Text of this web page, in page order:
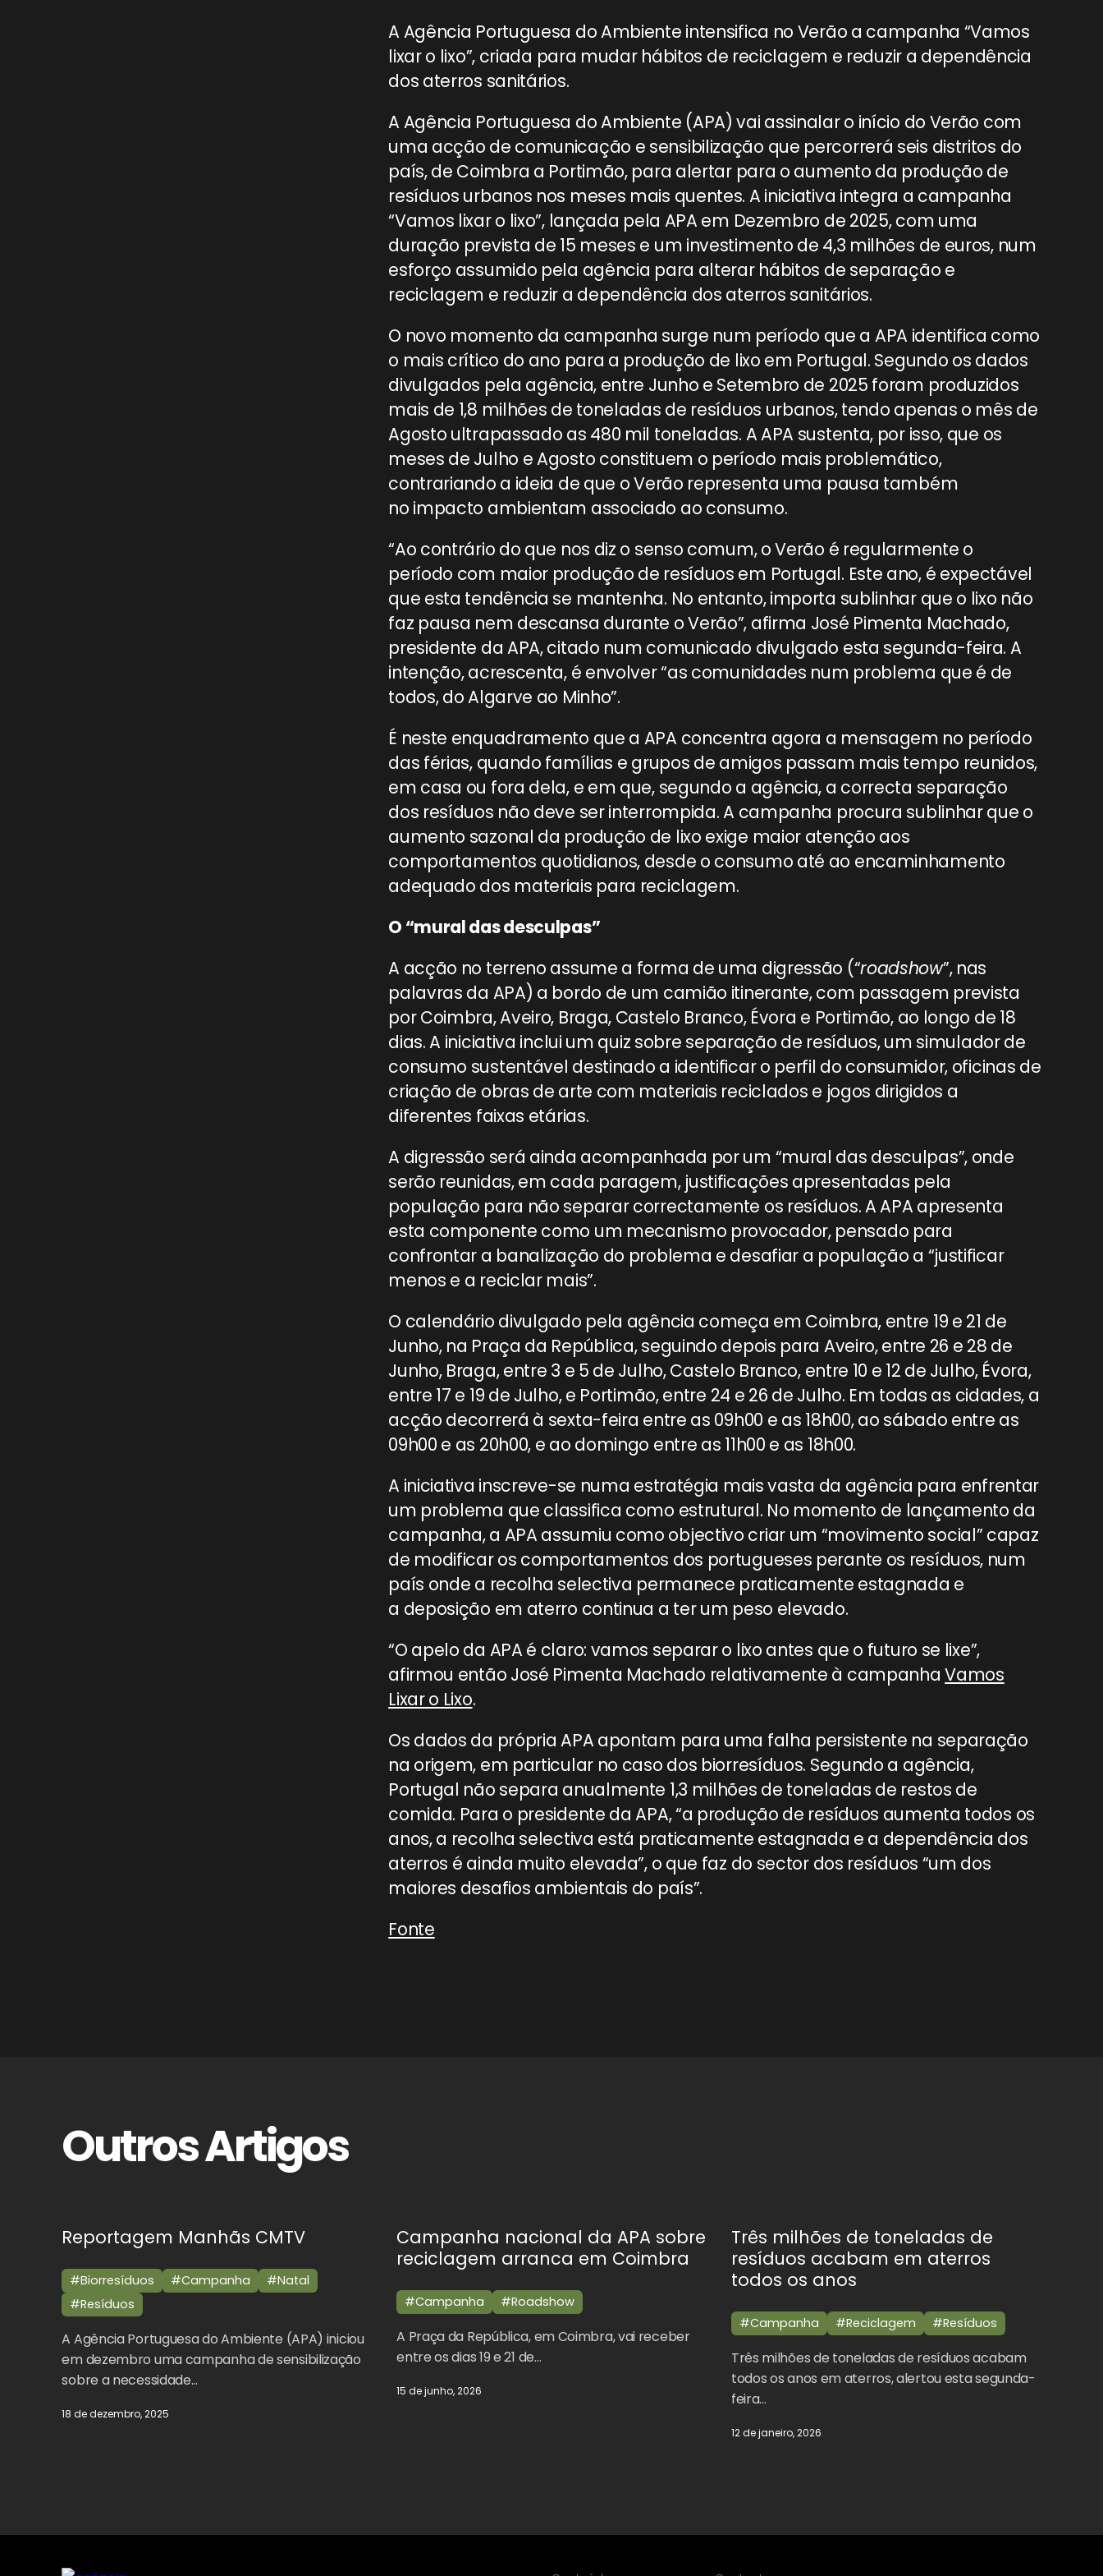
A Agência Portuguesa do Ambiente intensifica no Verão a campanha “Vamos
lixar o lixo”, criada para mudar hábitos de reciclagem e reduzir a dependência
dos aterros sanitários.
A Agência Portuguesa do Ambiente (APA) vai assinalar o início do Verão com
uma acção de comunicação e sensibilização que percorrerá seis distritos do
país, de Coimbra a Portimão, para alertar para o aumento da produção de
resíduos urbanos nos meses mais quentes. A iniciativa integra a campanha
“Vamos lixar o lixo”, lançada pela APA em Dezembro de 2025, com uma
duração prevista de 15 meses e um investimento de 4,3 milhões de euros, num
esforço assumido pela agência para alterar hábitos de separação e
reciclagem e reduzir a dependência dos aterros sanitários.
O novo momento da campanha surge num período que a APA identifica como
o mais crítico do ano para a produção de lixo em Portugal. Segundo os dados
divulgados pela agência, entre Junho e Setembro de 2025 foram produzidos
mais de 1,8 milhões de toneladas de resíduos urbanos, tendo apenas o mês de
Agosto ultrapassado as 480 mil toneladas. A APA sustenta, por isso, que os
meses de Julho e Agosto constituem o período mais problemático,
contrariando a ideia de que o Verão representa uma pausa também
no impacto ambientam associado ao consumo.
“Ao contrário do que nos diz o senso comum, o Verão é regularmente o
período com maior produção de resíduos em Portugal. Este ano, é expectável
que esta tendência se mantenha. No entanto, importa sublinhar que o lixo não
faz pausa nem descansa durante o Verão”, afirma José Pimenta Machado,
presidente da APA, citado num comunicado divulgado esta segunda-feira. A
intenção, acrescenta, é envolver “as comunidades num problema que é de
todos, do Algarve ao Minho”.
É neste enquadramento que a APA concentra agora a mensagem no período
das férias, quando famílias e grupos de amigos passam mais tempo reunidos,
em casa ou fora dela, e em que, segundo a agência, a correcta separação
dos resíduos não deve ser interrompida. A campanha procura sublinhar que o
aumento sazonal da produção de lixo exige maior atenção aos
comportamentos quotidianos, desde o consumo até ao encaminhamento
adequado dos materiais para reciclagem.
O “mural das desculpas”
A acção no terreno assume a forma de uma digressão (“roadshow”, nas
palavras da APA) a bordo de um camião itinerante, com passagem prevista
por Coimbra, Aveiro, Braga, Castelo Branco, Évora e Portimão, ao longo de 18
dias. A iniciativa inclui um quiz sobre separação de resíduos, um simulador de
consumo sustentável destinado a identificar o perfil do consumidor, oficinas de
criação de obras de arte com materiais reciclados e jogos dirigidos a
diferentes faixas etárias.
A digressão será ainda acompanhada por um “mural das desculpas”, onde
serão reunidas, em cada paragem, justificações apresentadas pela
população para não separar correctamente os resíduos. A APA apresenta
esta componente como um mecanismo provocador, pensado para
confrontar a banalização do problema e desafiar a população a “justificar
menos e a reciclar mais”.
O calendário divulgado pela agência começa em Coimbra, entre 19 e 21 de
Junho, na Praça da República, seguindo depois para Aveiro, entre 26 e 28 de
Junho, Braga, entre 3 e 5 de Julho, Castelo Branco, entre 10 e 12 de Julho, Évora,
entre 17 e 19 de Julho, e Portimão, entre 24 e 26 de Julho. Em todas as cidades, a
acção decorrerá à sexta-feira entre as 09h00 e as 18h00, ao sábado entre as
09h00 e as 20h00, e ao domingo entre as 11h00 e as 18h00.
A iniciativa inscreve-se numa estratégia mais vasta da agência para enfrentar
um problema que classifica como estrutural. No momento de lançamento da
campanha, a APA assumiu como objectivo criar um “movimento social” capaz
de modificar os comportamentos dos portugueses perante os resíduos, num
país onde a recolha selectiva permanece praticamente estagnada e
a deposição em aterro continua a ter um peso elevado.
“O apelo da APA é claro: vamos separar o lixo antes que o futuro se lixe”,
afirmou então José Pimenta Machado relativamente à campanhaVamos
Lixar o Lixo.
Os dados da própria APA apontam para uma falha persistente na separação
na origem, em particular no caso dos biorresíduos. Segundo a agência,
Portugal não separa anualmente 1,3 milhões de toneladas de restos de
comida. Para o presidente da APA, “a produção de resíduos aumenta todos os
anos, a recolha selectiva está praticamente estagnada e a dependência dos
aterros é ainda muito elevada”, o que faz do sector dos resíduos “um dos
maiores desafios ambientais do país”.
Fonte
Outros Artigos
Reportagem Manhãs CMTV
#Biorresíduos #Campanha
#Natal
#Resíduos
A Agência Portuguesa do Ambiente (APA) iniciou
em dezembro uma campanha de sensibilização
sobre a necessidade...
18 de dezembro, 2025
Campanha nacional da APA sobre
reciclagem arranca em Coimbra
#Campanha #Roadshow
A Praça da República, em Coimbra, vai receber
entre os dias 19 e 21 de…
15 de junho, 2026
Três milhões de toneladas de
resíduos acabam em aterros
todos os anos
#Campanha #Reciclagem #Resíduos
Três milhões de toneladas de resíduos acabam
todos os anos em aterros, alertou esta segunda-
feira…
12 de janeiro, 2026